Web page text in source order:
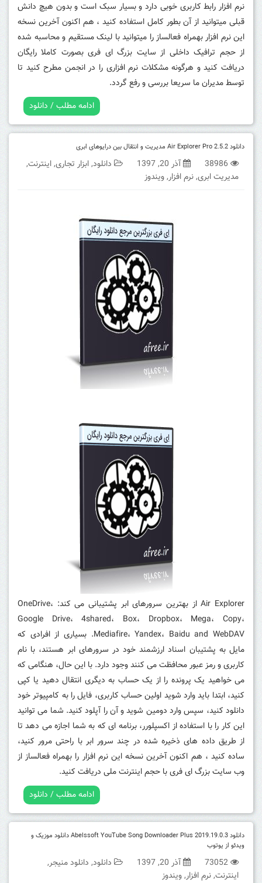
نرم افزار رابط کاربری خوبی دارد و بسیار سبک است و بدون هیچ دانش
قبلی میتوانید از آن بطور کامل استفاده کنید ، هم اکنون آخرین نسخه
این نرم افزار بهمراه فعالساز را میتوانید با لینک مستقیم و محاسبه شده
از حجم ترافیک داخلی از سایت بزرگ ای فری بصورت کاملا رایگان
دریافت کنید و هرگونه مشکلات نرم افزاری را در انجمن مطرح کنید تا
توسط مدیران ما سریعا بررسی و رفع گردد.
ادامه مطلب / دانلود
دانلود Air Explorer Pro 2.5.2 مدیریت و انتقال بین درایوهای ابری
38986 آذر 20, 1397 دانلود,ابزار تجاری,اینترنت,
مدیریت ابری,نرم افزار,ویندوز
Air Explorer از بهترین سرورهای ابر پشتیبانی می کند: OneDrive،
Google Drive، 4shared، Box، Dropbox، Mega، Copy،
Mediafire، Yandex، Baidu and WebDAV. بسیاری از افرادی که
مایل به پشتیبان اسناد ارزشمند خود در سرورهای ابر هستند، با نام
کاربری و رمز عبور محافظت می کنند وجود دارد. با این حال، هنگامی که
می خواهید یک پرونده را از یک حساب به دیگری انتقال دهید یا کپی
کنید، ابتدا باید وارد شوید اولین حساب کاربری، فایل را به کامپیوتر خود
دانلود کنید، سپس وارد دومین شوید و آن را آپلود کنید. شما می توانید
این کار را با استفاده از اکسپلورر، برنامه ای که به شما اجازه می دهد تا
از طریق داده های ذخیره شده در چند سرور ابر با راحتی مرور کنید،
ساده کنید ، هم اکنون آخرین نسخه این نرم افزار را بهمراه فعالساز از
وب سایت بزرگ ای فری با حجم اینترنت ملی دریافت کنید.
ادامه مطلب / دانلود
دانلود Abelssoft YouTube Song Downloader Plus 2019.19.0.3 دانلود موزیک و
ویدئو از یوتوب
73052 آذر 20, 1397 دانلود, دانلود منیجر,
اینترنت,نرم افزار,ویندوز